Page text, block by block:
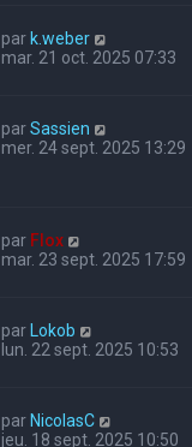
par k.weber
mar. 21 oct. 2025 07:33
parSassien
mer. 24 sept. 2025 13:29
par Flox
mar. 23 sept. 2025 17:59
par
Lokob
lun. 22 sept. 2025 10:53
par NicolasC
jeu. 18 sept. 2025 10:50